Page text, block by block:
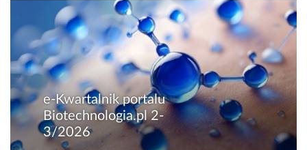
e-Kwartalnik portalu
Biotechnologia.pl 2-
3/2026